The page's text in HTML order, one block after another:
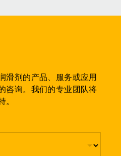
滑剂的产品、服务或应用
咨询。我们的专业团队将
。